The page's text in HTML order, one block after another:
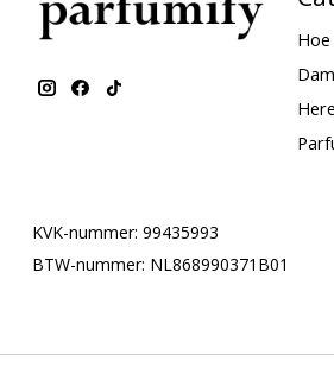
KVK-nummer: 99435993
BTW-nummer: NL868990371B01